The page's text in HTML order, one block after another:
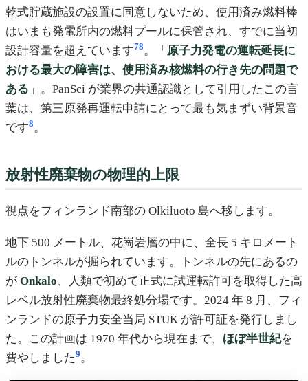
乾式貯蔵施設の設置に同意しないため、使用済み燃料棒
はいまも発電所内の燃料プールに保管され、すでに当初
設計容量を超えています78。「 原子力発電の運転延長に
おける最大の障害は、使用済み核燃料の行き先の問題で
ある 」。PanSci が業界の共通認識として引用したこの言
葉は、第三原発再運転申請にとって最も気まずい背景音
です8。
放射性廃棄物の物理的上限
視点をフィンランド南部の Olkiluoto 島へ移します。
地下 500 メートル、花崗岩層の中に、全長 5 キロメート
ルのトンネルが掘られています。トンネルの先にあるの
が Onkalo、人類で初めて正式に試運転許可を取得した高
レベル放射性廃棄物最終処分場です。2024 年 8 月、フィ
ンランドの原子力安全当局 STUK が許可証を発行しまし
た。この計画は 1970 年代から現在まで、 ほぼ半世紀を
費やしました9 。